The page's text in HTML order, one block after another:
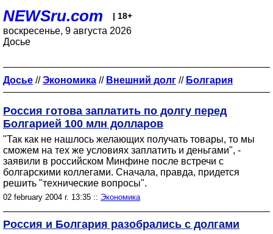
NEWSru.com | 18+
воскресенье, 9 августа 2026
Досье
Досье //Экономика // Внешний долг // Болгария
Россия готова заплатить по долгу перед
Болгарией 100 млн долларов
"Так как не нашлось желающих получать товары, то мы
сможем на тех же условиях заплатить и деньгами", -
заявили в российском Минфине после встречи с
болгарскими коллегами. Сначала, правда, придется
решить "технические вопросы".
02 february 2004 г. 13:35 :: Экономика
Россия и Болгария разобрались с долгами